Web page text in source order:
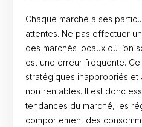
Chaque marché a ses
attentes. Ne pas effectuer
des marchés locaux où l’on
est une erreur fréquente.
stratégiques inappropriés et
non rentables. Il est donc
tendances du marché, les
comportement des